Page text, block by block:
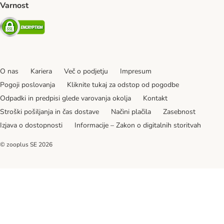
Varnost
Security
O nas Kariera Več o podjetju
Impresum
Pogoji poslovanja
Kliknite tukaj za odstop od pogodbe
Odpadki in predpisi glede varovanja okolja
Kontakt
Stroški pošiljanja in čas dostave
Načini plačila
Zasebnost
Izjava o dostopnosti
Informacije – Zakon o digitalnih storitvah
© zooplus SE 2026